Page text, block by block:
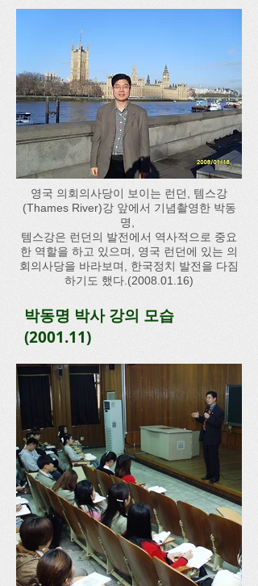
영국 의회의사당이 보이는 런던, 템스강
(Thames River)강 앞에서 기념촬영한 박동
명,
템스강은 런던의 발전에서 역사적으로 중요
한 역할을 하고 있으며, 영국 런던에 있는 의
회의사당을 바라보며, 한국정치 발전을 다짐
하기도 했다.(2008.01.16)
박동명 박사 강의 모습
(2001.11)